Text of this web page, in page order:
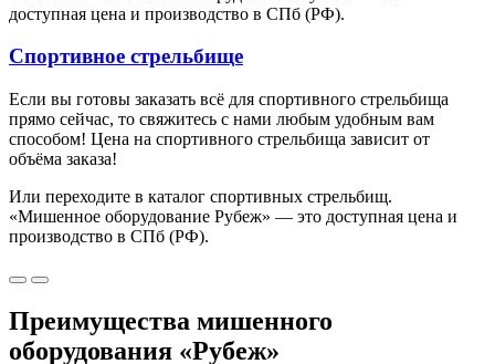
доступная цена и производство в СПб (РФ).
Спортивное стрельбище
Если вы готовы заказать всё для спортивного стрельбища
прямо сейчас, то свяжитесь с нами любым удобным вам
способом! Цена на спортивного стрельбища зависит от
объёма заказа!
Или переходите в каталог спортивных стрельбищ.
«Мишенное оборудование Рубеж» — это доступная цена и
производство в СПб (РФ).
Преимущества мишенного
оборудования «Рубеж»